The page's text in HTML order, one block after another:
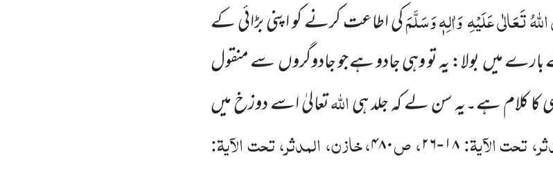
تَعَالٰی عَلَیْہِوَاٰلِہٖ وَسَلَّمَکی اطاعت کرنے کو اپنی بڑائی کے
بارے میں بولا: یہ تو وہی جادو ہے جو جادوگروں سے منقول
کا کلام ہے۔یہ سن لے کہ جلد ہیاللّٰہتعالیٰ اسے دوزخ میں
تحت الآیۃ:۱۸-۲۶، ص۴۸۰، خازن، المدثر، تحت الآیۃ: